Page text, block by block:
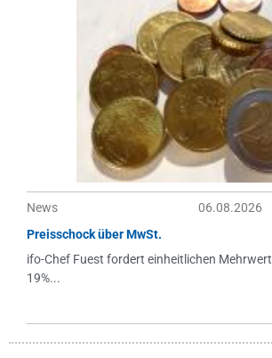
News
06.08.2026
Preisschock über MwSt.
ifo-Chef Fuest fordert einheitlichen
19%...